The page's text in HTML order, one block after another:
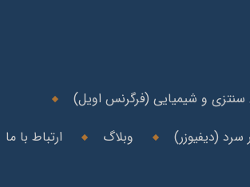
و شیمیایی (فرگرنس اویل)
سرد (دیفیوزر) وبلاگ
ارتباط با ما